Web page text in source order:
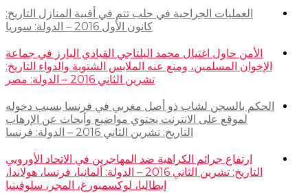
العمليات الجراحية في حلب تتم في أقبية المنازل التاريخ:
كانون الأول 2016 – الدولة: سوريا
الأمن حاول اغتيال محمد البلتاجي القيادي البارز في جماعة
الإخوان المسلمين، ومنع عنه الملابس الشتوية والدواء التاريخ:
تشرين الثاني 2016 – الدولة: مصر
الحكم بالسجن لشاب ذو أصل مغربي في فرنسا بسبب دخوله
لموقع على الانترنت يحتوي مواضيع وأبحاث عن الإرهاب
التاريخ: تشرين الثاني 2016 – الدولة: فرنسا
ارتفاع جرائم الكراهية ضد المهاجرين في الاتحاد الأوروبي
التاريخ: تشرين الثاني 2016 – الدولة: ألمانيا، فرنسا، هولاندا،
إيطاليا، لوكسمبورغ، المجر، سلوفينيا